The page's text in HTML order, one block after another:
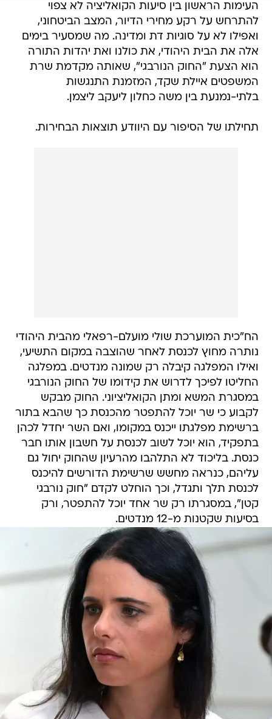
העימות הראשון בין סיעות הקואליציה לא צפוי
להתרחש על רקע מחירי הדיור, המצב הביטחוני,
ואפילו לא על סוגיות דת ומדינה. מה שמסעיר בימים
אלה את הבית היהודי, את כולנו ואת יהדות התורה
הוא הצעת "החוק הנורבגי", שאותה מקדמת שרת
המשפטים איילת שקד, המזמנת התנגשות
בלתי-נמנעת בין משה כחלון ליעקב ליצמן.
תחילתו של הסיפור עם היוודע תוצאות הבחירות.
הח"כית המוערכת שולי מועלם-רפאלי מהבית היהודי
נותרה מחוץ לכנסת לאחר שהוצבה במקום התשיעי,
ואילו המפלגה קיבלה רק שמונה מנדטים. במפלגה
החליטו לפיכך לדרוש את קידומו של החוק הנורבגי
במסגרת המשא ומתן הקואליציוני. החוק מבקש
לקבוע כי שר יוכל להתפטר מהכנסת כך שהבא בתור
ברשימת מפלגתו ייכנס במקומו, ואם השר יחדל לכהן
בתפקיד, הוא יוכל לשוב לכנסת על חשבון אותו חבר
כנסת. בליכוד לא התלהבו מהרעיון שהחוק יחול גם
עליהם, כנראה מחשש שרשימת הדורשים להיכנס
לכנסת תלך ותגדל, וכך הוחלט לקדם "חוק נורבגי
קטן", במסגרתו רק שר אחד יוכל להתפטר, ורק
בסיעות שקטנות מ-12 מנדטים.